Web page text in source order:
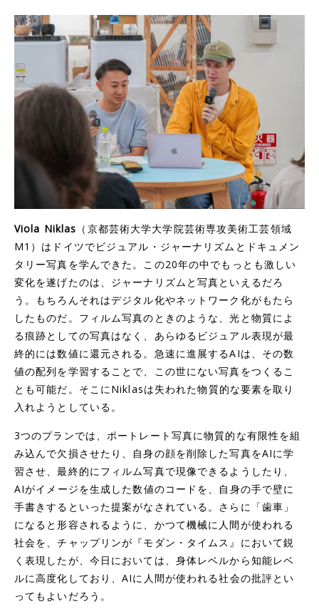
Viola Niklas （京都芸術大学大学院芸術専攻美術工芸領域
M1）はドイツでビジュアル・ジャーナリズムとドキュメン
タリー写真を学んできた。この20年の中でもっとも激しい
変化を遂げたのは、ジャーナリズムと写真といえるだろ
う。もちろんそれはデジタル化やネットワーク化がもたら
したものだ。フィルム写真のときのような、光と物質によ
る痕跡としての写真はなく、あらゆるビジュアル表現が最
終的には数値に還元される。急速に進展するAIは、その数
値の配列を学習することで、この世にない写真をつくるこ
とも可能だ。そこにNiklasは失われた物質的な要素を取り
入れようとしている。
3つのプランでは、ポートレート写真に物質的な有限性を組
み込んで欠損させたり、自身の顔を削除した写真をAIに学
習させ、最終的にフィルム写真で現像できるようしたり、
AIがイメージを生成した数値のコードを、自身の手で壁に
手書きするといった提案がなされている。さらに「歯車」
になると形容されるように、かつて機械に人間が使われる
社会を、チャップリンが『モダン・タイムス』において鋭
く表現したが、今日においては、身体レベルから知能レベ
ルに高度化しており、AIに人間が使われる社会の批評とい
ってもよいだろう。